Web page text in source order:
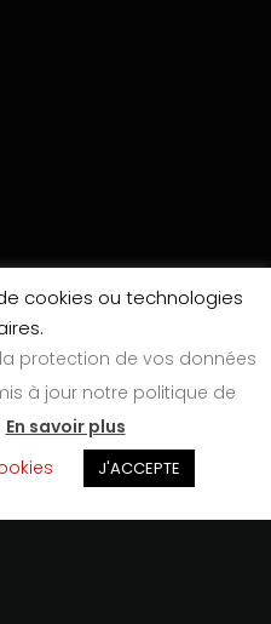
cookies ou technologies
protection de vos données
à jour notre politique de
En savoir plus
J'ACCEPTE